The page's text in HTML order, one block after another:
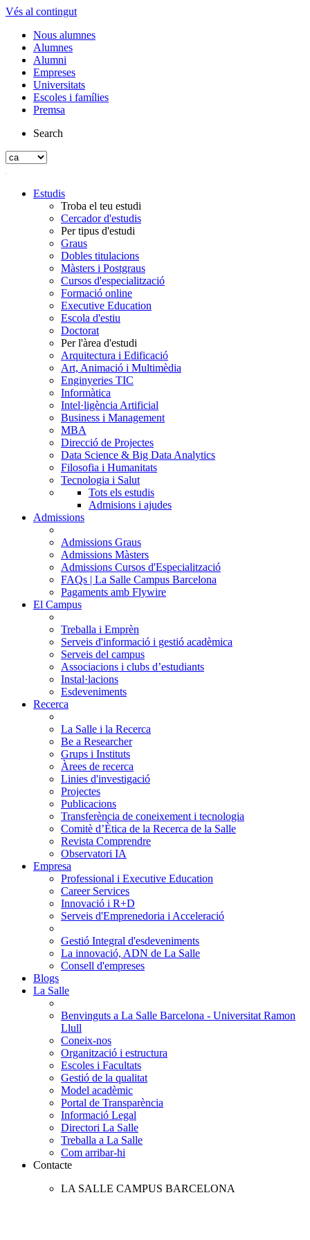
Vés al contingut
Nous alumnes
Alumnes
Alumni
Empreses
Universitats
Escoles i famílies
Premsa
Search
Estudis
Troba el teu estudi
Cercador d'estudis
Per tipus d'estudi
Graus
Dobles titulacions
Màsters i Postgraus
Cursos d'especialització
Formació online
Executive Education
Escola d'estiu
Doctorat
Per l'àrea d'estudi
Arquitectura i Edificació
Art, Animació i Multimèdia
Enginyeries TIC
Informàtica
Intel·ligència Artificial
Business i Management
MBA
Direcció de Projectes
Data Science & Big Data Analytics
Filosofia i Humanitats
Tecnologia i Salut
Tots els estudis
Admisions i ajudes
Admissions
Admissions Graus
Admissions Màsters
Admissions Cursos d'Especialització
FAQs | La Salle Campus Barcelona
Pagaments amb Flywire
El Campus
Treballa i Emprèn
Serveis d'informació i gestió acadèmica
Serveis del campus
Associacions i clubs d’estudiants
Instal·lacions
Esdeveniments
Recerca
La Salle i la Recerca
Be a Researcher
Grups i Instituts
Àrees de recerca
Linies d'investigació
Projectes
Publicacions
Transferència de coneixement i tecnologia
Comitè d’Ètica de la Recerca de la Salle
Revista Comprendre
Observatori IA
Empresa
Professional i Executive Education
Career Services
Innovació i R+D
Serveis d'Emprenedoria i Acceleració
Gestió Integral d'esdeveniments
La innovació, ADN de La Salle
Consell d'empreses
Blogs
La Salle
Benvinguts a La Salle Barcelona - Universitat Ramon
Llull
Coneix-nos
Organització i estructura
Escoles i Facultats
Gestió de la qualitat
Model acadèmic
Portal de Transparència
Informació Legal
Directori La Salle
Treballa a La Salle
Com arribar-hi
Contacte
LA SALLE CAMPUS BARCELONA